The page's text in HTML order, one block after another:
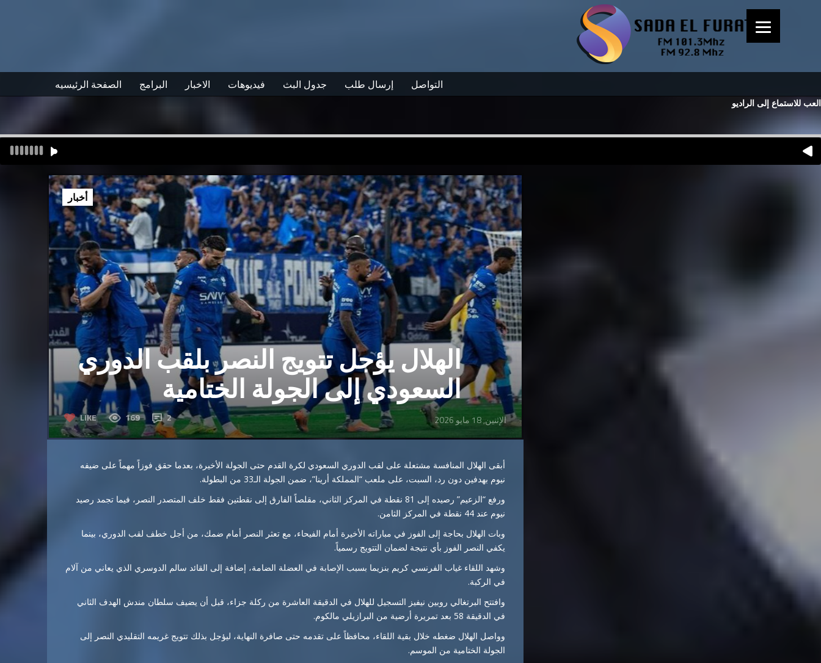
الصفحة الرئيسيه البرامج الاخبار فيديوهات جدول البث إرسال طلب التواصل
العب للاستماع إلى الراديو
الهلال يؤجل تتويج النصر بلقب الدوري
السعودي إلى الجولة الختامية
LIKE 169 2 الإثنين, 18 مايو 2026
أخبار
أبقى الهلال المنافسة مشتعلة على لقب الدوري السعودي لكرة القدم حتى الجولة الأخيرة، بعدما حقق فوزاً مهماً على ضيفه
نيوم بهدفين دون رد، السبت، على ملعب “المملكة أرينا”، ضمن الجولة الـ33 من البطولة.
ورفع “الزعيم” رصيده إلى 81 نقطة في المركز الثاني، مقلصاً الفارق إلى نقطتين فقط خلف المتصدر النصر، فيما تجمد رصيد
نيوم عند 44 نقطة في المركز الثامن.
وبات الهلال بحاجة إلى الفوز في مباراته الأخيرة أمام الفيحاء، مع تعثر النصر أمام ضمك، من أجل خطف لقب الدوري، بينما
يكفي النصر الفوز بأي نتيجة لضمان التتويج رسمياً.
وشهد اللقاء غياب الفرنسي كريم بنزيما بسبب الإصابة في العضلة الضامة، إضافة إلى القائد سالم الدوسري الذي يعاني من آلام
في الركبة.
وافتتح البرتغالي روبين نيفيز التسجيل للهلال في الدقيقة العاشرة من ركلة جزاء، قبل أن يضيف سلطان مندش الهدف الثاني
في الدقيقة 58 بعد تمريرة أرضية من البرازيلي مالكوم.
وواصل الهلال ضغطه خلال بقية اللقاء، محافظاً على تقدمه حتى صافرة النهاية، ليؤجل بذلك تتويج غريمه التقليدي النصر إلى
الجولة الختامية من الموسم.